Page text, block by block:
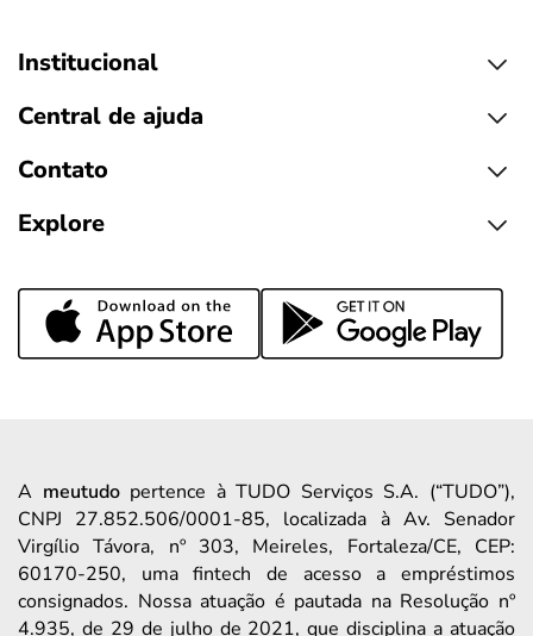
Institucional
Central de ajuda
Contato
Explore
A meutudopertence à TUDO Serviços S.A. (“TUDO”),
CNPJ 27.852.506/0001-85, localizada à Av. Senador
Virgílio Távora, nº 303, Meireles, Fortaleza/CE, CEP:
60170-250, uma fintech de acesso a empréstimos
consignados. Nossa atuação é pautada na Resolução nº
4.935, de 29 de julho de 2021, que disciplina a atuação